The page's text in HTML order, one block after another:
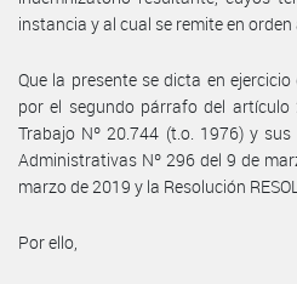
instancia y al cual se remite en orden
Que la presente se dicta en
por el segundo párrafo del
Trabajo Nº 20.744 (t.o. 1976) y
Administrativas Nº 296 del 9 de
marzo de 2019 y la Resolución
Por ello,